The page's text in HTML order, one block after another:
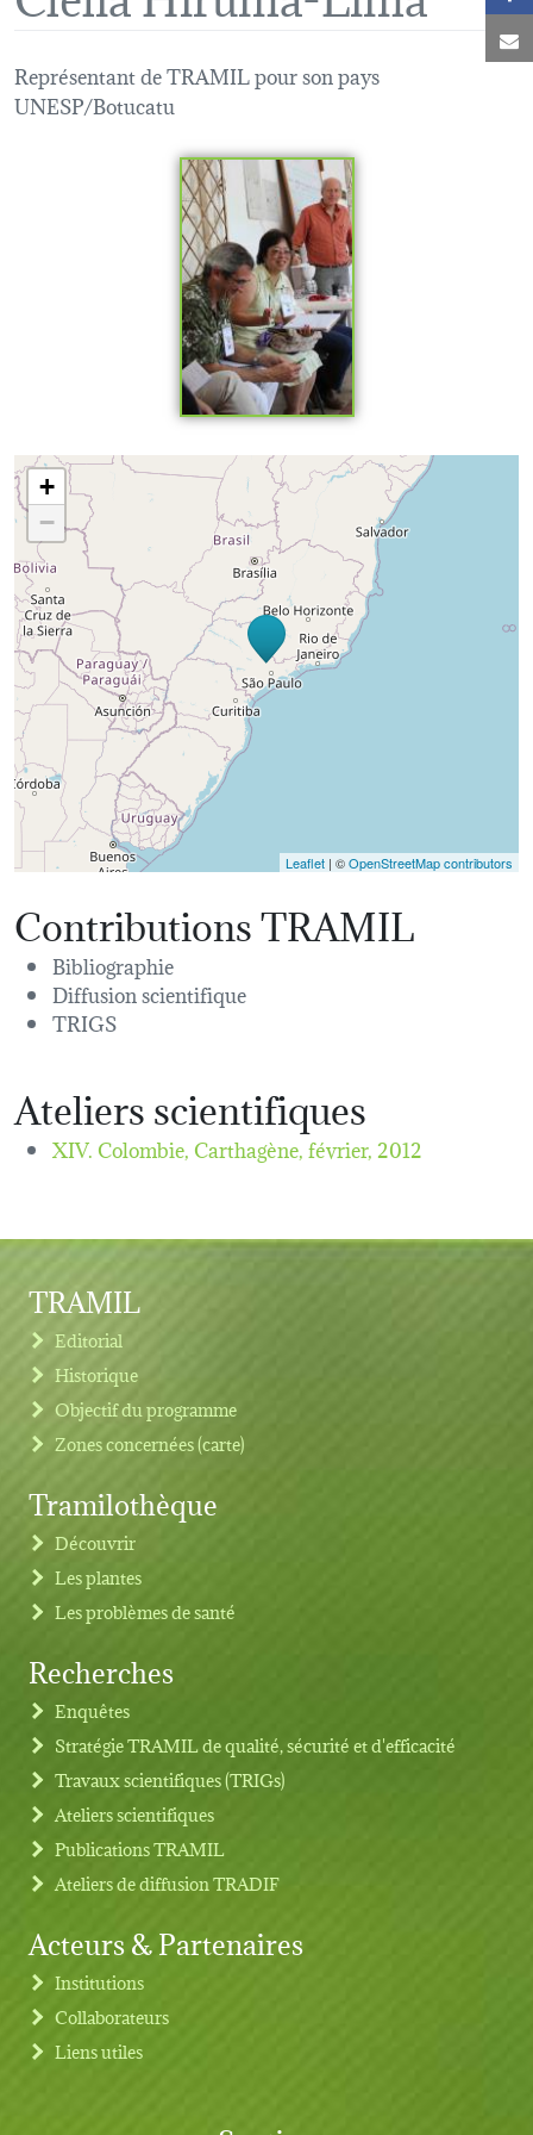
Représentant de TRAMIL pour son pays
UNESP/Botucatu
Loading map...
+
−
Leaflet | ©OpenStreetMap contributors
Contributions TRAMIL
Bibliographie
Diffusion scientifique
TRIGS
Ateliers scientifiques
XIV. Colombie, Carthagène,février, 2012
Footer menu
TRAMIL
Editorial
Historique
Objectif du programme
Zones concernées (carte)
Tramilothèque
Découvrir
Les plantes
Les problèmes de santé
Recherches
Enquêtes
Stratégie TRAMIL de qualité, sécurité et d'efficacité
Travaux scientifiques (TRIGs)
Ateliers scientifiques
Publications TRAMIL
Ateliers de diffusion TRADIF
Acteurs & Partenaires
Institutions
Collaborateurs
Liens utiles